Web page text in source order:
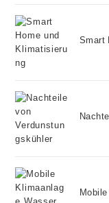
Smart